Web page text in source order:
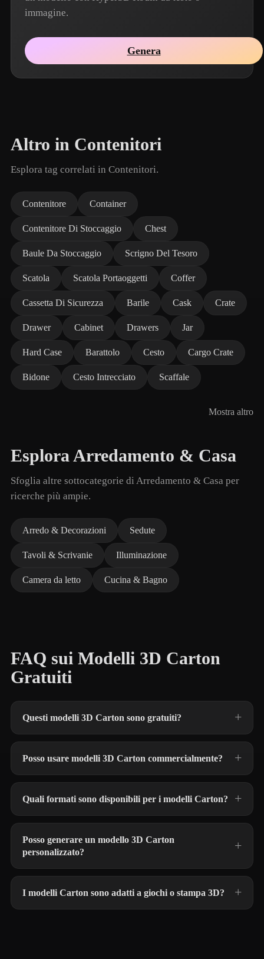
immagine.
Genera
Altro in Contenitori
Esplora tag correlati in Contenitori.
Contenitore Container
Contenitore Di Stoccaggio Chest
Baule Da Stoccaggio Scrigno Del Tesoro
Scatola Scatola Portaoggetti Coffer
Cassetta Di Sicurezza Barile Cask Crate
Drawer Cabinet Drawers Jar
Hard Case Barattolo Cesto Cargo Crate
Bidone Cesto Intrecciato Scaffale
Mostra altro
Esplora Arredamento & Casa
Sfoglia altre sottocategorie di Arredamento & Casa per
ricerche più ampie.
Arredo & Decorazioni Sedute
Tavoli & Scrivanie Illuminazione
Camera da letto Cucina & Bagno
FAQ sui Modelli 3D Carton
Gratuiti
Questi modelli 3D Carton sono gratuiti?
Posso usare modelli 3D Carton commercialmente?
Quali formati sono disponibili per i modelli Carton?
Posso generare un modello 3D Carton
personalizzato?
I modelli Carton sono adatti a giochi o stampa 3D?